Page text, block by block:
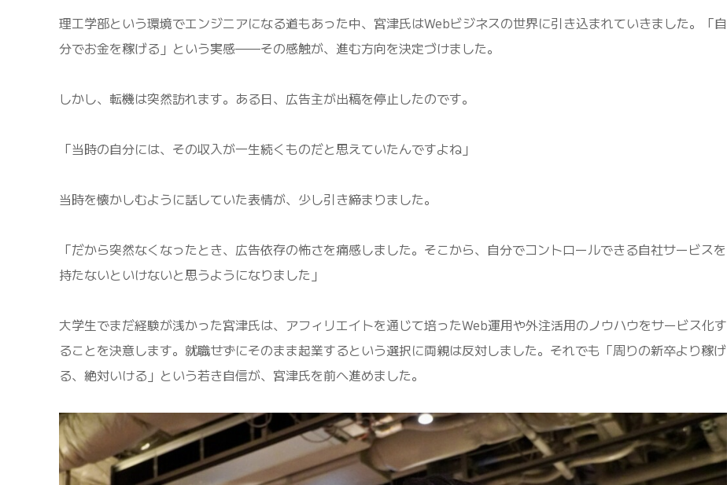
理工学部という環境でエンジニアになる道もあった中、宮津氏はWebビジネスの世界に引き込まれていきました。「自
分でお金を稼げる」という実感——その感触が、進む方向を決定づけました。
しかし、転機は突然訪れます。ある日、広告主が出稿を停止したのです。
「当時の自分には、その収入が一生続くものだと思えていたんですよね」
当時を懐かしむように話していた表情が、少し引き締まりました。
「だから突然なくなったとき、広告依存の怖さを痛感しました。そこから、自分でコントロールできる自社サービスを
持たないといけないと思うようになりました」
大学生でまだ経験が浅かった宮津氏は、アフィリエイトを通じて培ったWeb運用や外注活用のノウハウをサービス化す
ることを決意します。就職せずにそのまま起業するという選択に両親は反対しました。それでも「周りの新卒より稼げ
る、絶対いける」という若き自信が、宮津氏を前へ進めました。